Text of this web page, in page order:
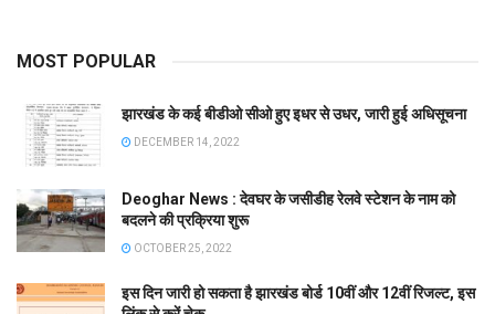
MOST POPULAR
झारखंड के कई बीडीओ सीओ हुए इधर से उधर, जारी हुई अधिसूचना
DECEMBER 14, 2022
Deoghar News : देवघर के जसीडीह रेलवे स्टेशन के नाम को
बदलने की प्रक्रिया शुरू
OCTOBER 25, 2022
इस दिन जारी हो सकता है झारखंड बोर्ड 10वीं और 12वीं रिजल्ट, इस